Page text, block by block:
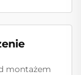
montażem